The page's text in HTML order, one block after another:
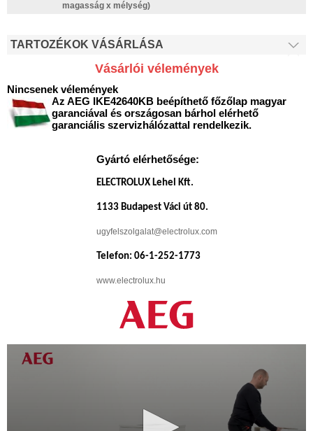
magasság x mélység)
TARTOZÉKOK VÁSÁRLÁSA
Vásárlói vélemények
Nincsenek vélemények
Az AEG IKE42640KB beépíthető főzőlap magyar
garanciával és országosan bárhol elérhető
garanciális szervizhálózattal rendelkezik.
Gyártó elérhetősége:
ELECTROLUX Lehel Kft.
1133 Budapest Váci út 80.
ugyfelszolgalat@electrolux.com
Telefon: 06-1-252-1773
www.electrolux.hu